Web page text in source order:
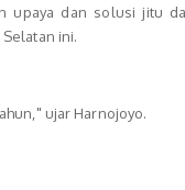
upaya dan solusi jitu
ini.
ujar Harnojoyo.